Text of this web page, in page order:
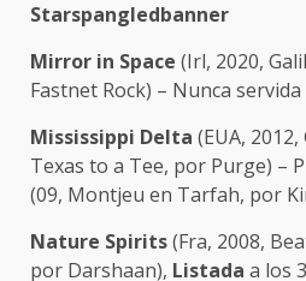
Starspangledbanner
Mirror in Space (Irl, 2020,
Fastnet Rock) – Nunca servida
Mississippi Delta (EUA, 2012,
Texas to a Tee, por Purge) –
(09, Montjeu en Tarfah, por
Nature Spirits(Fra, 2008,
por Darshaan), Listada a los